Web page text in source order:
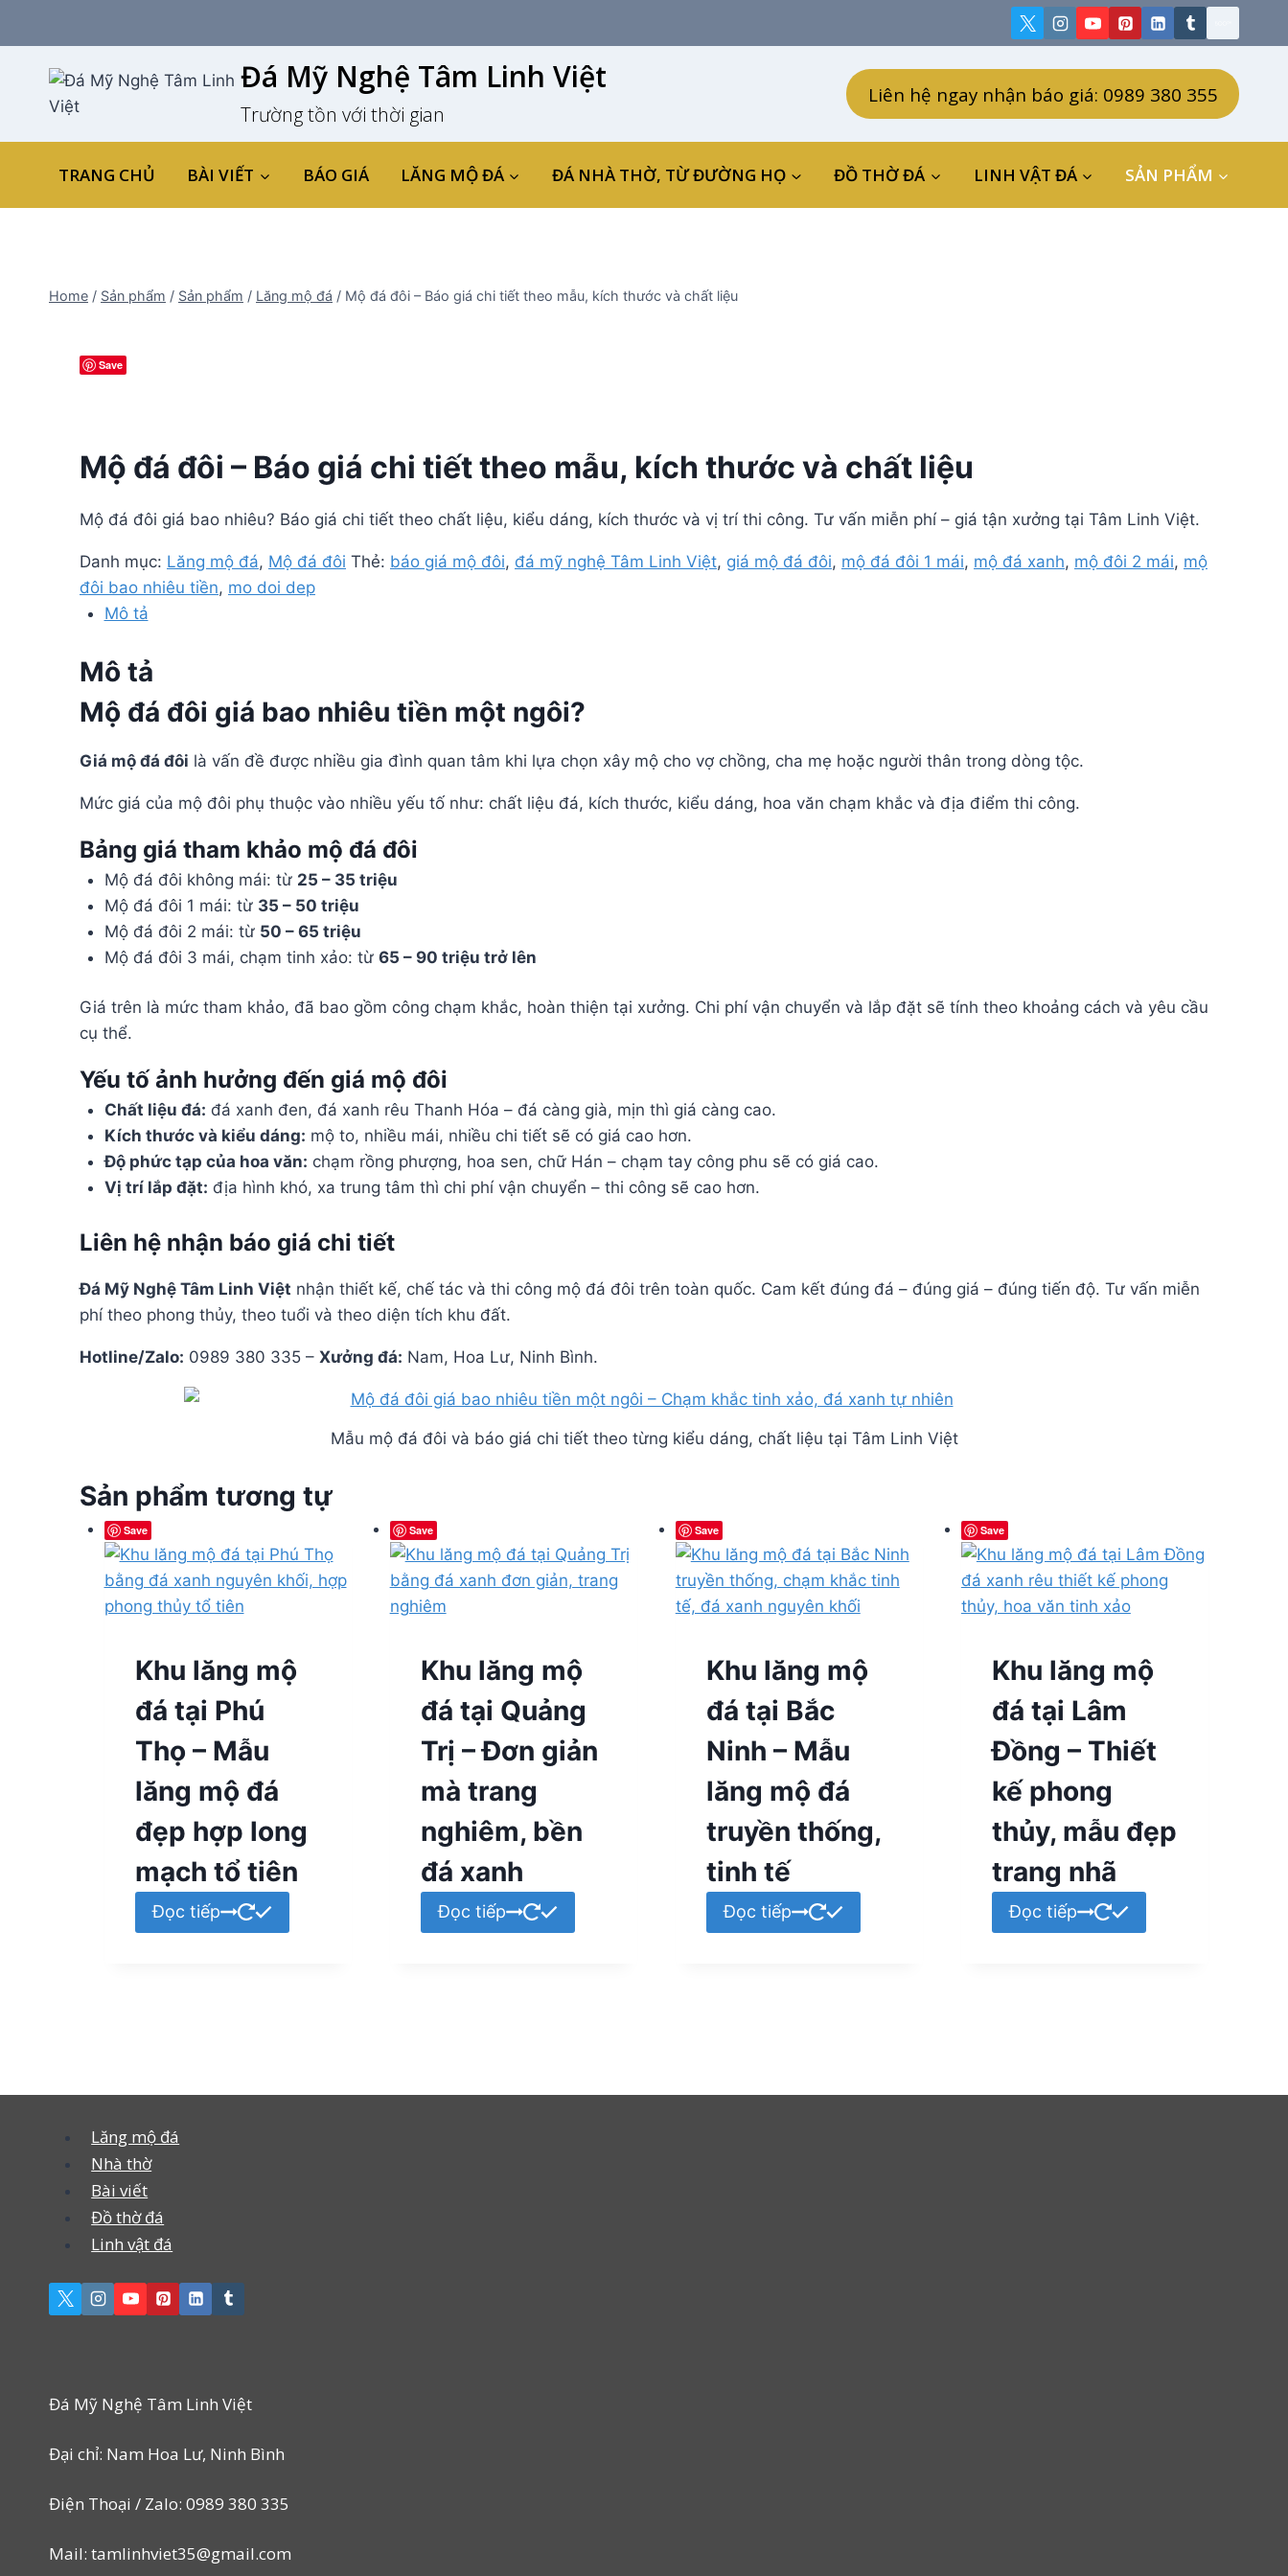
content
Đá Mỹ Nghệ Tâm Linh Việt
Trường tồn với thời gian
Liên hệ ngay nhận báo giá: 0989 380 355
TRANG CHỦ BÀI VIẾT BÁO GIÁ LĂNG MỘ ĐÁ ĐÁ NHÀ THỜ, TỪ ĐƯỜNG HỌ ĐỒ THỜ ĐÁ LINH VẬT ĐÁ SẢN PHẨM
Home / Sản phẩm / Sản phẩm / Lăng mộ đá / Mộ đá đôi – Báo giá chi tiết theo mẫu, kích thước và chất liệu
Save
Mộ đá đôi – Báo giá chi tiết theo mẫu, kích thước và chất liệu
Mộ đá đôi giá bao nhiêu? Báo giá chi tiết theo chất liệu, kiểu dáng, kích thước và vị trí thi công. Tư vấn miễn phí – giá tận xưởng tại Tâm Linh Việt.
Danh mục: Lăng mộ đá, Mộ đá đôi Thẻ: báo giá mộ đôi, đá mỹ nghệ Tâm Linh Việt, giá mộ đá đôi, mộ đá đôi 1 mái, mộ đá xanh, mộ đôi 2 mái, mộ
đôi bao nhiêu tiền, mo doi dep
Mô tả
Mô tả
Mộ đá đôi giá bao nhiêu tiền một ngôi?
Giá mộ đá đôi là vấn đề được nhiều gia đình quan tâm khi lựa chọn xây mộ cho vợ chồng, cha mẹ hoặc người thân trong dòng tộc.
Mức giá của mộ đôi phụ thuộc vào nhiều yếu tố như: chất liệu đá, kích thước, kiểu dáng, hoa văn chạm khắc và địa điểm thi công.
Bảng giá tham khảo mộ đá đôi
Mộ đá đôi không mái: từ 25 – 35 triệu
Mộ đá đôi 1 mái: từ 35 – 50 triệu
Mộ đá đôi 2 mái: từ 50 – 65 triệu
Mộ đá đôi 3 mái, chạm tinh xảo: từ 65 – 90 triệu trở lên
Giá trên là mức tham khảo, đã bao gồm công chạm khắc, hoàn thiện tại xưởng. Chi phí vận chuyển và lắp đặt sẽ tính theo khoảng cách và yêu cầu
cụ thể.
Yếu tố ảnh hưởng đến giá mộ đôi
Chất liệu đá: đá xanh đen, đá xanh rêu Thanh Hóa – đá càng già, mịn thì giá càng cao.
Kích thước và kiểu dáng: mộ to, nhiều mái, nhiều chi tiết sẽ có giá cao hơn.
Độ phức tạp của hoa văn: chạm rồng phượng, hoa sen, chữ Hán – chạm tay công phu sẽ có giá cao.
Vị trí lắp đặt: địa hình khó, xa trung tâm thì chi phí vận chuyển – thi công sẽ cao hơn.
Liên hệ nhận báo giá chi tiết
Đá Mỹ Nghệ Tâm Linh Việt nhận thiết kế, chế tác và thi công mộ đá đôi trên toàn quốc. Cam kết đúng đá – đúng giá – đúng tiến độ. Tư vấn miễn
phí theo phong thủy, theo tuổi và theo diện tích khu đất.
Hotline/Zalo: 0989 380 335 – Xưởng đá: Nam, Hoa Lư, Ninh Bình.
Mẫu mộ đá đôi và báo giá chi tiết theo từng kiểu dáng, chất liệu tại Tâm Linh Việt
Sản phẩm tương tự
Save
Khu lăng mộ
đá tại Phú
Thọ – Mẫu
lăng mộ đá
đẹp hợp long
mạch tổ tiên
Đọc tiếp
Save
Khu lăng mộ
đá tại Quảng
Trị – Đơn giản
mà trang
nghiêm, bền
đá xanh
Đọc tiếp
Save
Khu lăng mộ
đá tại Bắc
Ninh – Mẫu
lăng mộ đá
truyền thống,
tinh tế
Đọc tiếp
Save
Khu lăng mộ
đá tại Lâm
Đồng – Thiết
kế phong
thủy, mẫu đẹp
trang nhã
Đọc tiếp
Lăng mộ đá
Nhà thờ
Bài viết
Đồ thờ đá
Linh vật đá
Đá Mỹ Nghệ Tâm Linh Việt
Đại chỉ: Nam Hoa Lư, Ninh Bình
Điện Thoại / Zalo: 0989 380 335
Mail: tamlinhviet35@gmail.com